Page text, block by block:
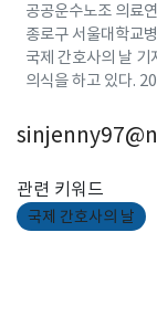
공공운수노조 의료
종로구 서울대학교
국제 간호사의 날
의식을 하고 있다.
관련 키워드
국제 간호사의 날